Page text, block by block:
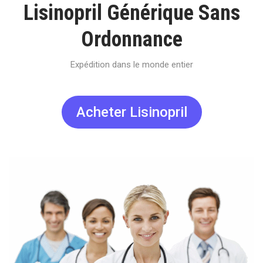
Lisinopril Générique Sans
Ordonnance
Expédition dans le monde entier
Acheter Lisinopril